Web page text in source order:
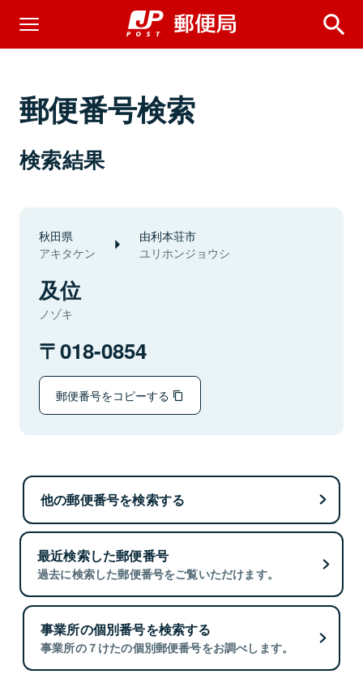
郵便番号検索
検索結果
秋田県
アキタケン
由利本荘市
ユリホンジョウシ
及位
ノゾキ
018-0854
郵便番号をコピーする
他の郵便番号を検索する
最近検索した郵便番号
過去に検索した郵便番号をご覧いただけます。
事業所の個別番号を検索する
事業所の７けたの個別郵便番号をお調べします。